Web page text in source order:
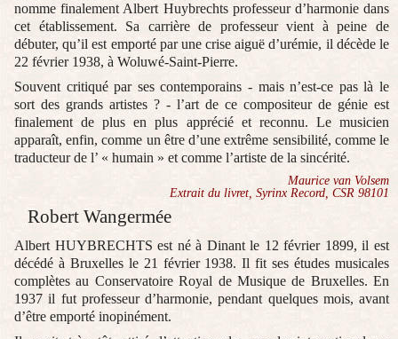
nomme finalement Albert Huybrechts professeur d’harmonie dans
cet établissement. Sa carrière de professeur vient à peine de
débuter, qu’il est emporté par une crise aiguë d’urémie, il décède le
22 février 1938, à Woluwé-Saint-Pierre.
Souvent critiqué par ses contemporains - mais n’est-ce pas là le
sort des grands artistes ? - l’art de ce compositeur de génie est
finalement de plus en plus apprécié et reconnu. Le musicien
apparaît, enfin, comme un être d’une extrême sensibilité, comme le
traducteur de l’ « humain » et comme l’artiste de la sincérité.
Maurice van Volsem
Extrait du livret, Syrinx Record, CSR 98101
Robert Wangermée
Albert HUYBRECHTS est né à Dinant le 12 février 1899, il est
décédé à Bruxelles le 21 février 1938. Il fit ses études musicales
complètes au Conservatoire Royal de Musique de Bruxelles. En
1937 il fut professeur d’harmonie, pendant quelques mois, avant
d’être emporté inopinément.